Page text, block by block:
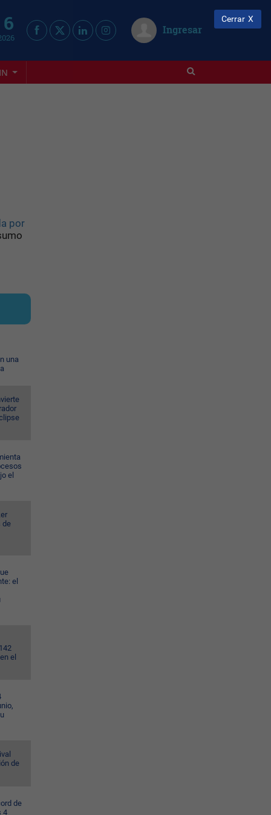
Ingresar
por
una
el
de
el
el
de
de
4
Cerrar